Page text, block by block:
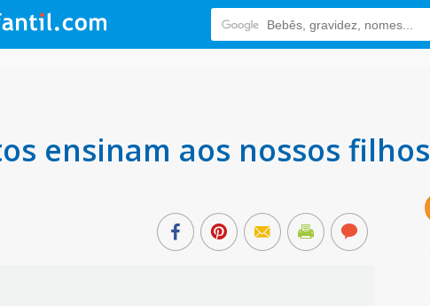
ensinam aos nossos filhos